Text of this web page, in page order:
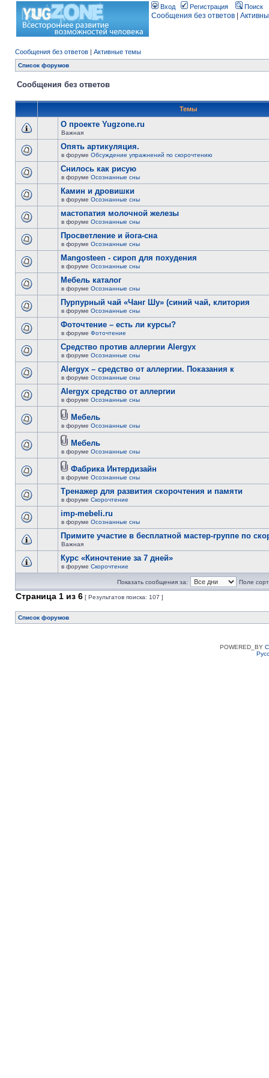
Вход Регистрация Поиск
Сообщения без ответов
Сообщения без ответов | Активные темы
Список форумов
Сообщения без ответов
Темы
О проекте Yugzone.ru
Важная
Опять артикуляция.
в форуме Обсуждение упражнений по скорочтению
Снилось как рисую
в форуме Осознанные сны
Камин и дровишки
в форуме Осознанные сны
мастопатия молочной железы
в форуме Осознанные сны
Просветление и йога-сна
в форуме Осознанные сны
Mangosteen - сироп для похудения
в форуме Осознанные сны
Мебель каталог
в форуме Осознанные сны
Пурпурный чай «Чанг Шу» (синий чай, клитория
в форуме Осознанные сны
Фоточтение – есть ли курсы?
в форуме Фоточтение
Cредство против аллергии Alergyx
в форуме Осознанные сны
Alergyx – средство от аллергии. Показания к
в форуме Осознанные сны
Alergyx средство от аллергии
в форуме Осознанные сны
Мебель
в форуме Осознанные сны
Мебель
в форуме Осознанные сны
Фабрика Интердизайн
в форуме Осознанные сны
Тренажер для развития скорочтения и памяти
в форуме Скорочтение
imp-mebeli.ru
в форуме Осознанные сны
Примите участие в бесплатной мастер-группе по
Важная
Курс «Киночтение за 7 дней»
в форуме Скорочтение
Показать сообщения за: Поле
Страница 1 из 6 [ Результатов поиска: 107 ]
Список форумов
POWERED_BY